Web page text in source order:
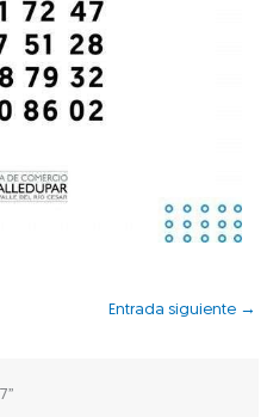
Entrada siguiente →